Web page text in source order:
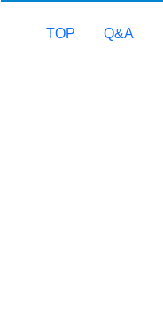
TOP Q&A